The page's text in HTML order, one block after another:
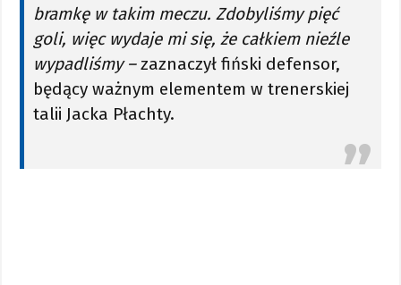
bramkę w takim meczu. Zdobyliśmy pięć
goli, więc wydaje mi się, że całkiem nieźle
wypadliśmy –zaznaczył fiński defensor,
będący ważnym elementem w trenerskiej
talii Jacka Płachty.